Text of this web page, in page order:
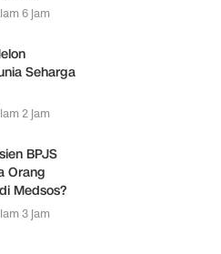
6 jam
Seharga
2 jam
BPJS
Orang
Medsos?
3 jam